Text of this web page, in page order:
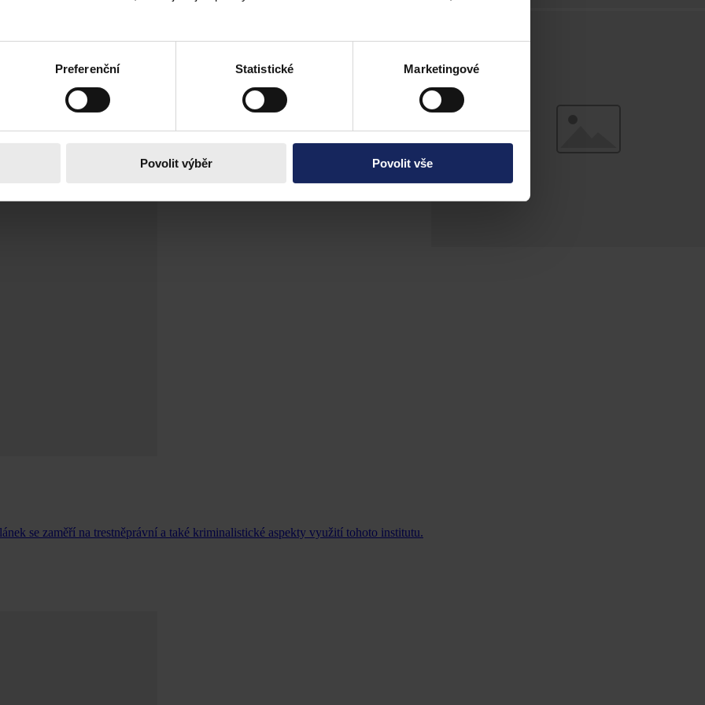
Preferenční Statistické Marketingové
Povolit výběr Povolit vše
se zaměří na trestněprávní a také kriminalistické aspekty využití tohoto institutu.